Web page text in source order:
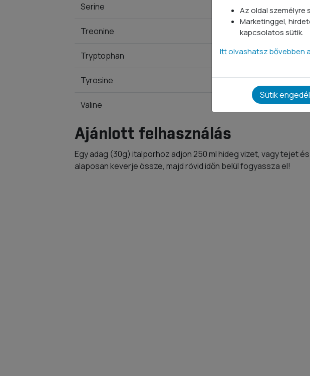
Serine 4,5
Treonine 5,7*
Tryptophan 1,4
Tyrosine 2,2
Valine 4*
Ajánlott felhasználás
Egy adag (30g) italporhoz adjon 250 ml hideg vizet, vagy tejet és
alaposan keverje össze, majd rövid időn belül fogyassza el!
Az oldal személyre
Marketinggel,
kapcsolatos sütik.
Itt olvashatsz bővebben
Sütik